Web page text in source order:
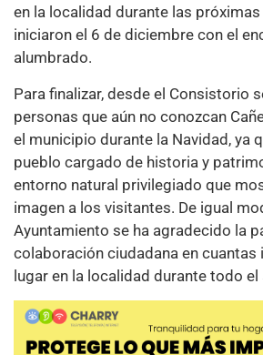
en la localidad durante las
iniciaron el 6 de diciembre con el
alumbrado.
Para finalizar, desde el Consistorio
personas que aún no conozcan
el municipio durante la Navidad, ya
pueblo cargado de historia y
entorno natural privilegiado que
imagen a los visitantes. De igual
Ayuntamiento se ha agradecido la
colaboración ciudadana en cuantas
lugar en la localidad durante todo el